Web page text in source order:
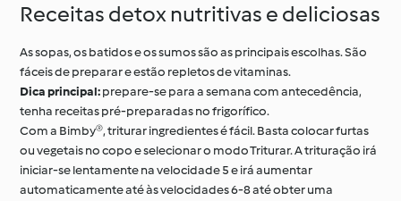
Receitas detox nutritivas e deliciosas
As sopas, os batidos e os sumos são as principais escolhas. São
fáceis de preparar e estão repletos de vitaminas.
Dica principal:prepare-se para a semana com antecedência,
tenha receitas pré-preparadas no frigorífico.
Com a Bimby®, triturar ingredientes é fácil. Basta colocar furtas
ou vegetais no copo e selecionar o modo Triturar. A trituração irá
iniciar-se lentamente na velocidade 5 e irá aumentar
automaticamente até às velocidades 6-8 até obter uma